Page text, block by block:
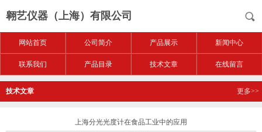
翱艺仪器（上海）有限公司
网站首页 公司简介 产品展示 新闻中心
联系我们 产品目录 技术文章 在线留言
技术文章 更多>>
上海分光光度计在食品工业中的应用